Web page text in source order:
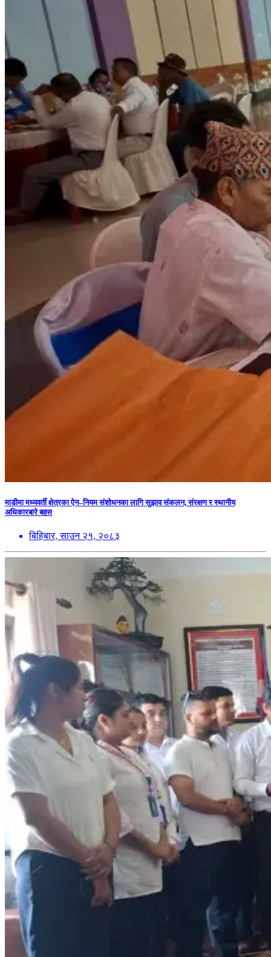
माडीमा मध्यवर्ती क्षेत्रका ऐन–नियम संशोधनका लागि सुझाव संकलन, संरक्षण र स्थानीय
अधिकारबारे बहस
बिहिबार, साउन २१, २०८३